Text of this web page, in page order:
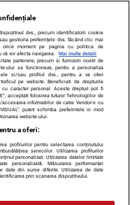
Termeni și condiții
Nici o instituţie sau persoană
dvs., precum identificatorii cookie
gestiona preferințele dvs. făcând clic mai
moment pe pagina cu politica de
vor afecta navigarea.
Mai multe detalii
partenere, precum si furnizorii nostri de
ului sa functioneze, pentru a personaliza
si/sau profilul dvs., pentru a va oferi
pe website. Beneficiati de drepturile
cu caracter personal. Aceste drepturi pot fi
acceptati folosirea tuturor Tehnologiilor de
informatiilor de catre Vendor-ii cu
puteti schimba preferintele in mod
website-ului.
a oferi:
profilurilor pentru selectarea conținutului
serviciilor. Utilizarea profilurilor
personalizat. Utilizarea datelor limitate
personalizată. Măsurarea performanței
date din surse diferite. Utilizarea de date
prin scanarea dispozitivului.